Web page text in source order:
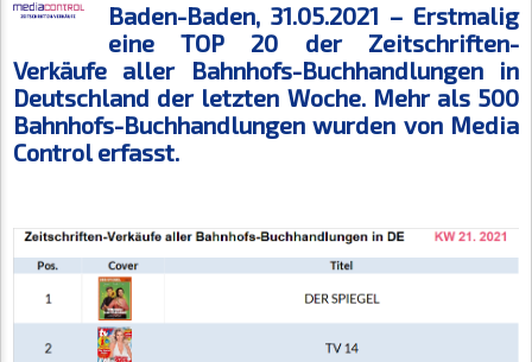
Baden-Baden, 31.05.2021 – Erstmalig
eine TOP 20 der Zeitschriften-
Verkäufe aller Bahnhofs-Buchhandlungen in
Deutschland der letzten Woche. Mehr als 500
Bahnhofs-Buchhandlungen wurden von Media
Control erfasst.